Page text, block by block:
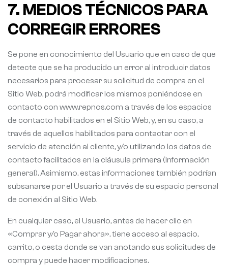
7. MEDIOS TÉCNICOS PARA
CORREGIR ERRORES
Se pone en conocimiento del Usuario que en caso de que
detecte que se ha producido un error al introducir datos
necesarios para procesar su solicitud de compra en el
Sitio Web, podrá modificar los mismos poniéndose en
contacto con www.repnos.com a través de los espacios
de contacto habilitados en el Sitio Web, y, en su caso, a
través de aquellos habilitados para contactar con el
servicio de atención al cliente, y/o utilizando los datos de
contacto facilitados en la cláusula primera (Información
general). Asimismo, estas informaciones también podrían
subsanarse por el Usuario a través de su espacio personal
de conexión al Sitio Web.
En cualquier caso, el Usuario, antes de hacer clic en
«Comprar y/o Pagar ahora», tiene acceso al espacio,
carrito, o cesta donde se van anotando sus solicitudes de
compra y puede hacer modificaciones.